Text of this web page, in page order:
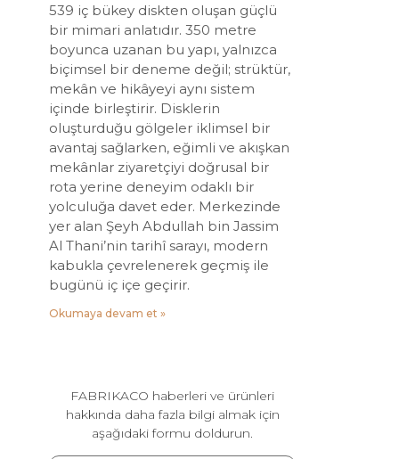
539 iç bükey diskten oluşan güçlü
bir mimari anlatıdır. 350 metre
boyunca uzanan bu yapı, yalnızca
biçimsel bir deneme değil; strüktür,
mekân ve hikâyeyi aynı sistem
içinde birleştirir. Disklerin
oluşturduğu gölgeler iklimsel bir
avantaj sağlarken, eğimli ve akışkan
mekânlar ziyaretçiyi doğrusal bir
rota yerine deneyim odaklı bir
yolculuğa davet eder. Merkezinde
yer alan Şeyh Abdullah bin Jassim
Al Thani’nin tarihî sarayı, modern
kabukla çevrelenerek geçmiş ile
bugünü iç içe geçirir.
Okumaya devam et »
FABRIKACO haberleri ve ürünleri
hakkında daha fazla bilgi almak için
aşağıdaki formu doldurun.